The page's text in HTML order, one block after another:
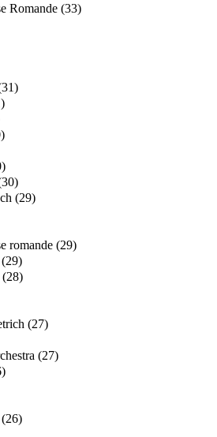
Romande (33)
(29)
romande (29)
(29)
(28)
(27)
(27)
(26)